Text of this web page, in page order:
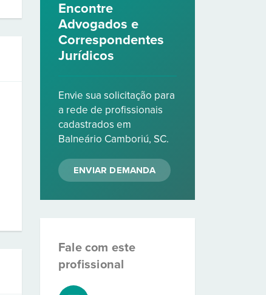
Encontre
Advogados e
Correspondentes
Jurídicos
Envie sua solicitação para
a rede de profissionais
cadastrados em
Balneário Camboriú, SC.
ENVIAR DEMANDA
Fale com este
profissional